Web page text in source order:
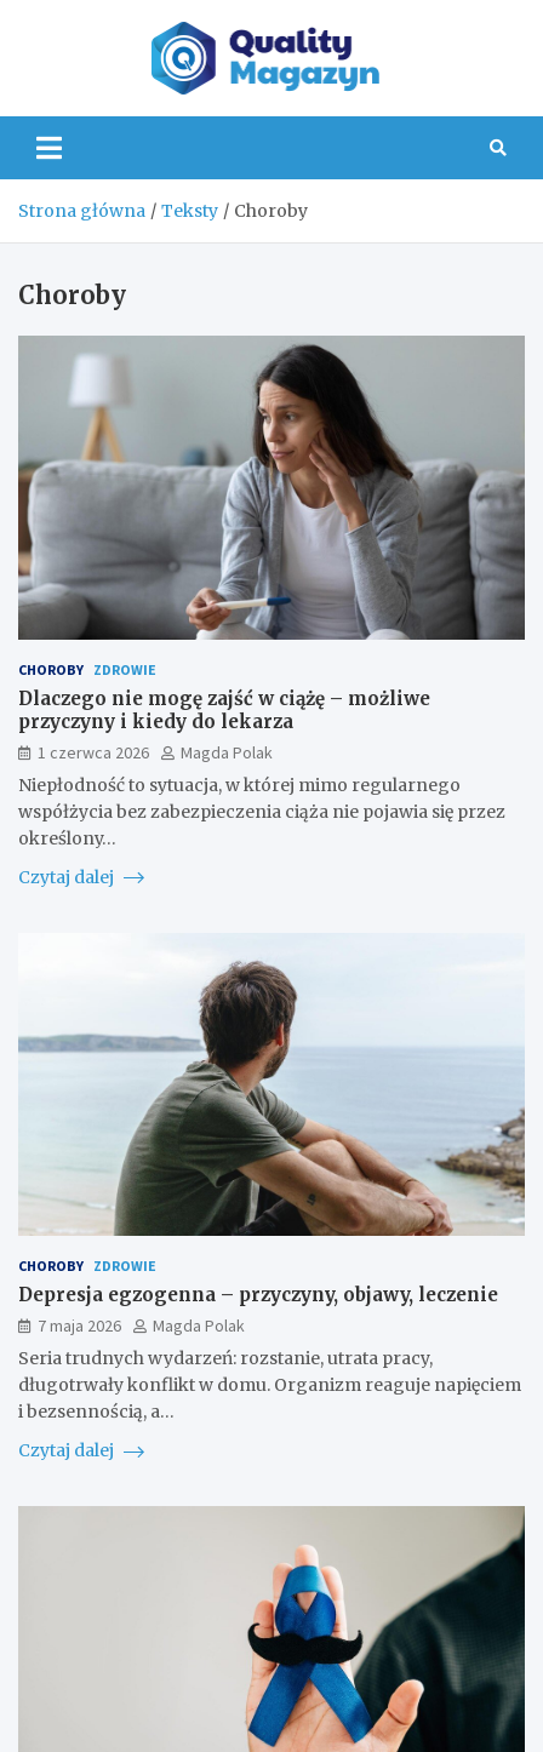
Strona główna Teksty Choroby
Choroby
CHOROBY ZDROWIE
Dlaczego nie mogę zajść w ciążę – możliwe
przyczyny i kiedy do lekarza
1 czerwca 2026
Magda Polak
Niepłodność to sytuacja, w której mimo regularnego
współżycia bez zabezpieczenia ciąża nie pojawia się przez
określony…
Czytaj dalej
CHOROBY ZDROWIE
Depresja egzogenna – przyczyny, objawy, leczenie
7 maja 2026
Magda Polak
Seria trudnych wydarzeń: rozstanie, utrata pracy,
długotrwały konflikt w domu. Organizm reaguje napięciem
i bezsennością, a…
Czytaj dalej